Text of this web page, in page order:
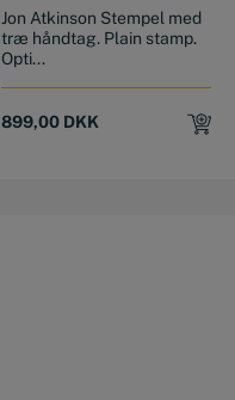
Jon Atkinson Stempel med
træ håndtag. Plain stamp.
Opti...
899,00 DKK